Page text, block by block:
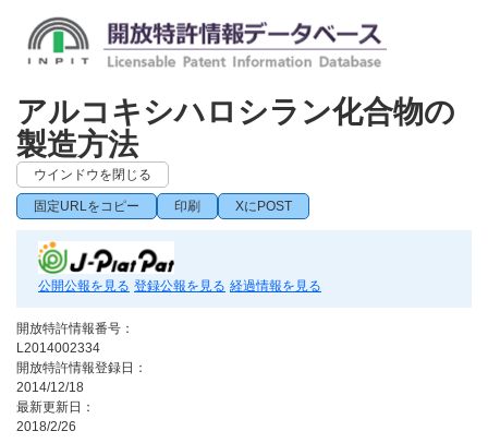
アルコキシハロシラン化合物の
製造方法
ウインドウを閉じる
固定URLをコピー 印刷 XにPOST
公開公報を見る 登録公報を見る 経過情報を見る
開放特許情報番号：
L2014002334
開放特許情報登録日：
2014/12/18
最新更新日：
2018/2/26